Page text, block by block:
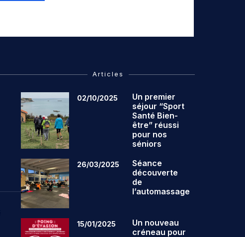
Articles
02/10/2025
Un premier
séjour “Sport
Santé Bien-
être” réussi
pour nos
séniors
26/03/2025
Séance
découverte
de
l’automassage
15/01/2025
Un nouveau
créneau pour